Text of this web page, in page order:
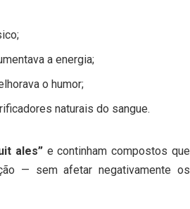
a energia;
o humor;
naturais do sangue.
ales”e continham compostos que
— sem afetar negativamente os